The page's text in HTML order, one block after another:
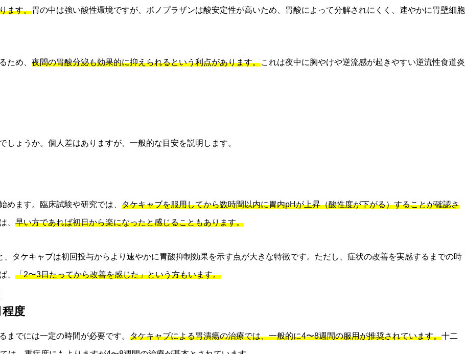
ます。胃の中は強い酸性環境ですが、ボノプラザンは酸安定性が高いため、胃酸によって分解されにくく、速やかに胃壁細胞
ため、 夜間の胃酸分泌も効果的に抑えられるという利点があります。これは夜中に胸やけや逆流感が起きやすい逆流性食道炎
ょうか。個人差はありますが、一般的な目安を説明します。
めます。臨床試験や研究では、 タケキャブを服用してから数時間以内に胃内pHが上昇（酸性度が下がる）することが確認さ
、 早い方であれば初日から楽になったと感じることもあります。
タケキャブは初回投与からより速やかに胃酸抑制効果を示す点が大きな特徴です。ただし、症状の改善を実感するまでの時
、 「2〜3日たってから改善を感じた」という方もいます。
程度
までには一定の時間が必要です。 タケキャブによる胃潰瘍の治療では、一般的に4〜8週間の服用が推奨されています。十二